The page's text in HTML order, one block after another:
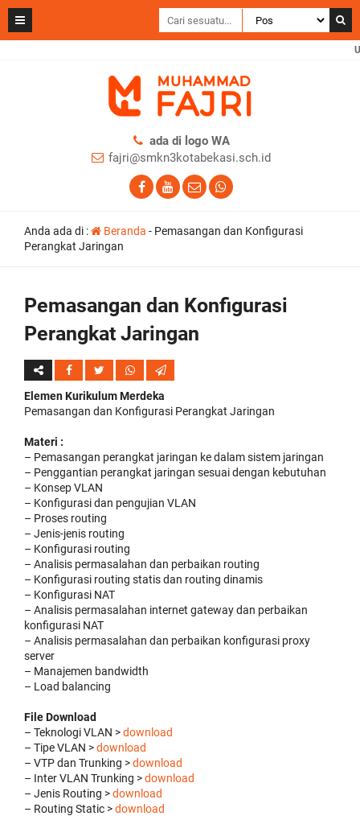
ada di logo WA
fajri@smkn3kotabekasi.sch.id
Anda ada di : Beranda - Pemasangan dan Konfigurasi
Perangkat Jaringan
Pemasangan dan Konfigurasi
Perangkat Jaringan
Elemen Kurikulum Merdeka
Pemasangan dan Konfigurasi Perangkat Jaringan
Materi :
– Pemasangan perangkat jaringan ke dalam sistem jaringan
– Penggantian perangkat jaringan sesuai dengan kebutuhan
– Konsep VLAN
– Konfigurasi dan pengujian VLAN
– Proses routing
– Jenis-jenis routing
– Konfigurasi routing
– Analisis permasalahan dan perbaikan routing
– Konfigurasi routing statis dan routing dinamis
– Konfigurasi NAT
– Analisis permasalahan internet gateway dan perbaikan
konfigurasi NAT
– Analisis permasalahan dan perbaikan konfigurasi proxy
server
– Manajemen bandwidth
– Load balancing
File Download
– Teknologi VLAN >download
– Tipe VLAN >download
– VTP dan Trunking >download
– Inter VLAN Trunking >download
– Jenis Routing >download
– Routing Static >download